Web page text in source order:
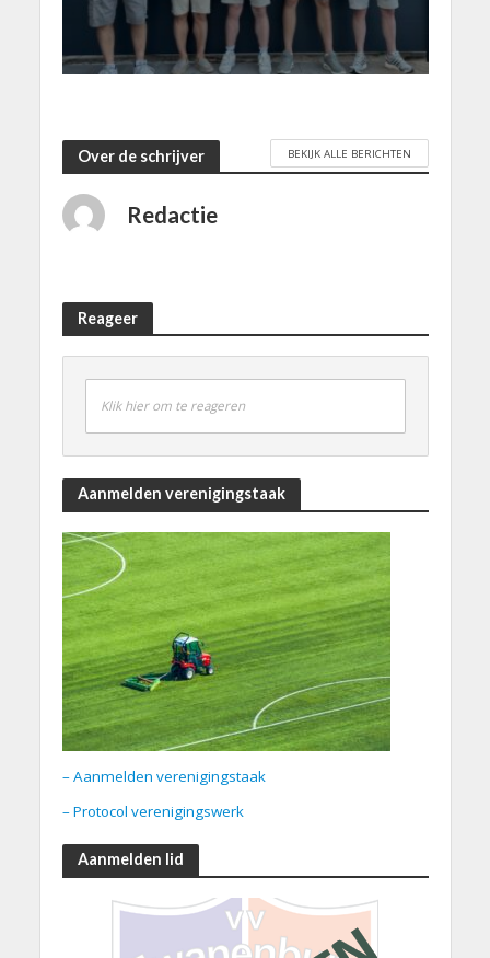
Over de schrijver BEKIJK ALLE BERICHTEN
Redactie
Reageer
Klik hier om te reageren
Aanmelden verenigingstaak
– Aanmelden verenigingstaak
– Protocol verenigingswerk
Aanmelden lid